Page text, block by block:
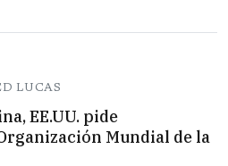
LUCAS
EE.UU. pide
Mundial de la